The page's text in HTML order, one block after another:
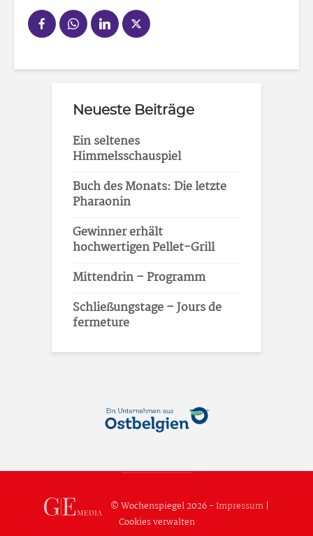
Neueste Beiträge
Ein seltenes
Himmelsschauspiel
Buch des Monats: Die letzte
Pharaonin
Gewinner erhält
hochwertigen Pellet-Grill
Mittendrin – Programm
Schließungstage – Jours de
fermeture
© Wochenspiegel 2026 -Impressum|
Cookies verwalten